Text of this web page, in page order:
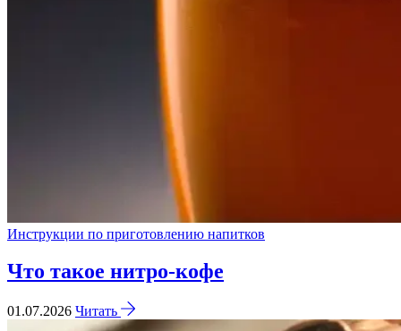
Инструкции по приготовлению напитков
Что такое нитро-кофе
01.07.2026 Читать